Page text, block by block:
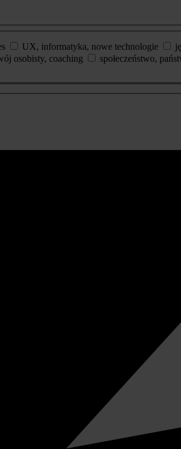
UX, informatyka, nowe technologie
osobisty, coaching społeczeństwo,